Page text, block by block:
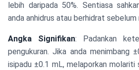
lebih daripada 50%. Sentiasa
anda anhidrus atau berhidrat sebelum
Angka Signifikan: Padankan
pengukuran. Jika anda menimbang
isipadu ±0.1 mL, melaporkan